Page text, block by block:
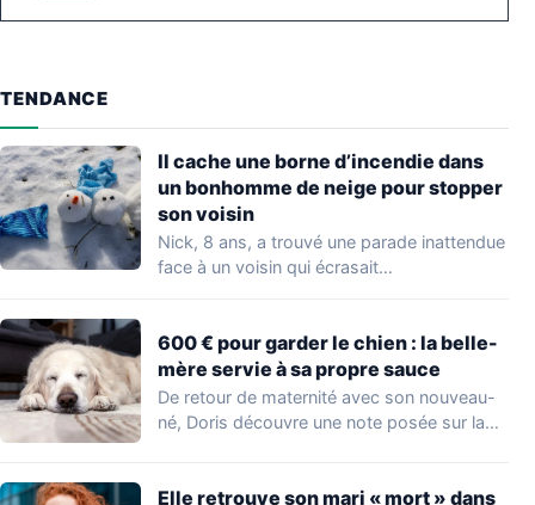
TENDANCE
Il cache une borne d’incendie dans
un bonhomme de neige pour stopper
son voisin
Nick, 8 ans, a trouvé une parade inattendue
face à un voisin qui écrasait…
600 € pour garder le chien : la belle-
mère servie à sa propre sauce
De retour de maternité avec son nouveau-
né, Doris découvre une note posée sur la…
Elle retrouve son mari « mort » dans